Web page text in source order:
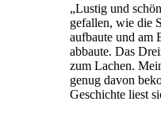
„Lustig und
gefallen, wie die
aufbaute und am
abbaute. Das
zum Lachen.
genug davon
Geschichte liest